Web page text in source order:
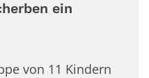
ein
von 11 Kindern